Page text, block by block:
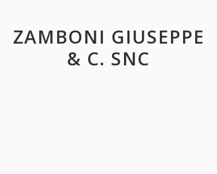
ZAMBONI GIUSEPPE
& C. SNC